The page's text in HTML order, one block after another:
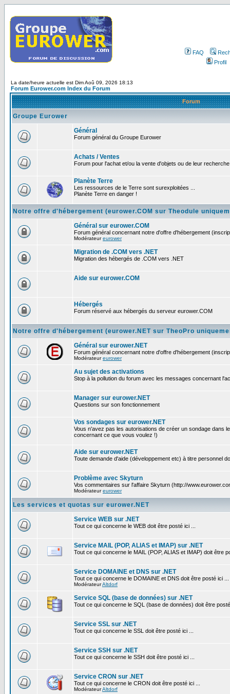
FAQ
Profil
La date/heure actuelle est Dim Aoû 09, 2026 18:13
Forum Eurower.com Index du Forum
Forum
Groupe Eurower
Général
Forum général du Groupe Eurower
Achats / Ventes
Forum pour l'achat et/ou la vente d'objets ou de leur
Planète Terre
Les ressources de le Terre sont surexploitées ...
Planète Terre en danger !
Notre offre d'hébergement (eurower.COM sur Theodule
Général sur eurower.COM
Forum général concernant notre d'offre d'hébergement
Modérateureurower
Migration de .COM vers .NET
Migration des hébergés de .COM vers .NET
Aide sur eurower.COM
Hébergés
Forum réservé aux hébergés du serveur eurower.COM
Notre offre d'hébergement (eurower.NET sur TheoPro
Général sur eurower.NET
Forum général concernant notre d'offre d'hébergement
Modérateureurower
Au sujet des activations
Stop à la pollution du forum avec les messages concernant
Manager sur eurower.NET
Questions sur son fonctionnement
Vos sondages sur eurower.NET
Vous n'avez pas les autorisations de créer un sondage dans
concernant ce que vous voulez !)
Aide sur eurower.NET
Toute demande d'aide (développement etc) à titre personnel
Problème avec Skyturn
Vos commentaires sur l'affaire Skyturn (http://
Modérateureurower
Les services et quotas sur eurower.NET
Service WEB sur .NET
Tout ce qui concerne le WEB doit être posté ici ...
Service MAIL (POP, ALIAS et IMAP) sur .NET
Tout ce qui concerne le MAIL (POP, ALIAS et IMAP) doit être
Service DOMAINE et DNS sur .NET
Tout ce qui concerne le DOMAINE et DNS doit être posté ici ...
ModérateurAltdorf
Service SQL (base de données) sur .NET
Tout ce qui concerne le SQL (base de données) doit être
Service SSL sur .NET
Tout ce qui concerne le SSL doit être posté ici ...
Service SSH sur .NET
Tout ce qui concerne le SSH doit être posté ici ...
Service CRON sur .NET
Tout ce qui concerne le CRON doit être posté ici ...
ModérateurAltdorf